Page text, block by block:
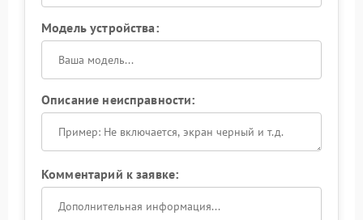
Модель устройства:
Описание неисправности:
Комментарий к заявке: